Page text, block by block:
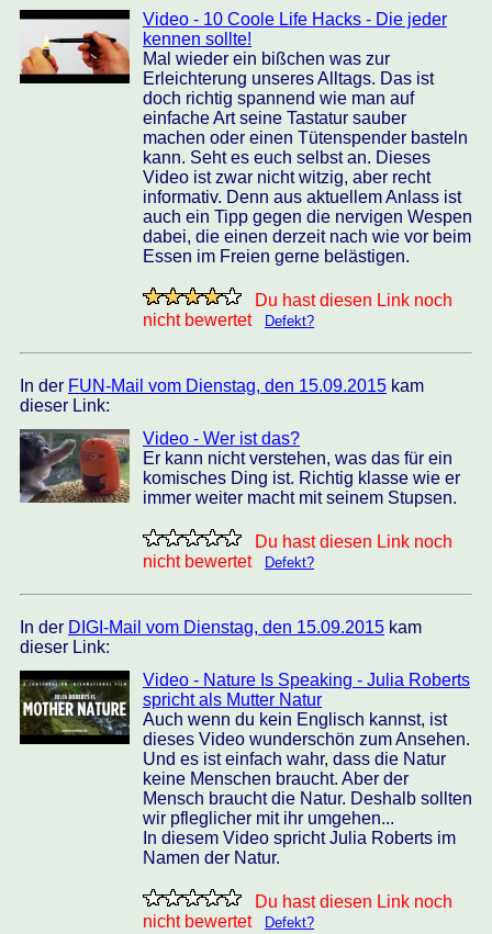
Video - 10 Coole Life Hacks - Die jeder
kennen sollte!
Mal wieder ein bißchen was zur
Erleichterung unseres Alltags. Das ist
doch richtig spannend wie man auf
einfache Art seine Tastatur sauber
machen oder einen Tütenspender basteln
kann. Seht es euch selbst an. Dieses
Video ist zwar nicht witzig, aber recht
informativ. Denn aus aktuellem Anlass ist
auch ein Tipp gegen die nervigen Wespen
dabei, die einen derzeit nach wie vor beim
Essen im Freien gerne belästigen.
Du hast diesen Link noch
nicht bewertet
Defekt?
In der FUN-Mail vom Dienstag, den 15.09.2015 kam
dieser Link:
Video - Wer ist das?
Er kann nicht verstehen, was das für ein
komisches Ding ist. Richtig klasse wie er
immer weiter macht mit seinem Stupsen.
Du hast diesen Link noch
nicht bewertet
Defekt?
In der DIGI-Mail vom Dienstag, den 15.09.2015 kam
dieser Link:
Video - Nature Is Speaking - Julia Roberts
spricht als Mutter Natur
Auch wenn du kein Englisch kannst, ist
dieses Video wunderschön zum Ansehen.
Und es ist einfach wahr, dass die Natur
keine Menschen braucht. Aber der
Mensch braucht die Natur. Deshalb sollten
wir pfleglicher mit ihr umgehen...
In diesem Video spricht Julia Roberts im
Namen der Natur.
Du hast diesen Link noch
nicht bewertet
Defekt?